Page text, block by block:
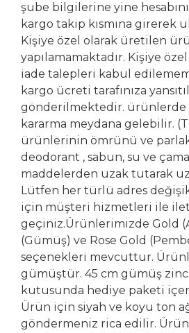
şube bilgilerine yine
kargo takip kısmına girerek
Kişiye özel olarak üretilen
yapılamamaktadır. Kişiye
iade talepleri kabul
kargo ücreti tarafınıza
gönderilmektedir. ürünlerde
kararma meydana gelebilir.
ürünlerinin ömrünü ve
deodorant , sabun, su ve
maddelerden uzak tutarak
Lütfen her türlü adres
için müşteri hizmetleri ile
geçiniz.Ürünlerimizde Gold
(Gümüş) ve Rose Gold
seçenekleri mevcuttur.
gümüştür. 45 cm gümüş
kutusunda hediye paketi
Ürün için siyah ve koyu ton
göndermeniz rica edilir.